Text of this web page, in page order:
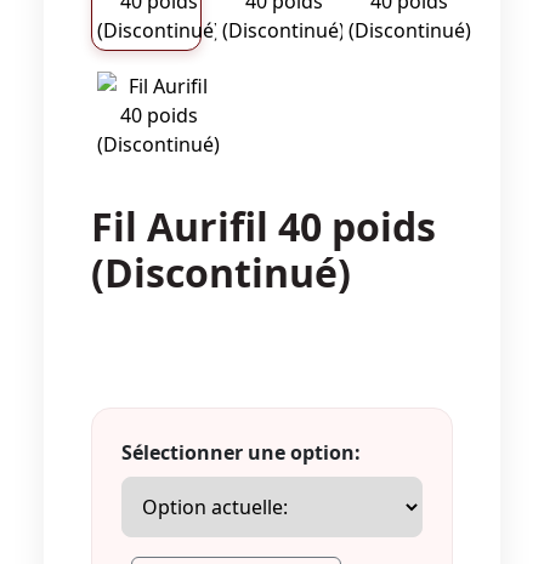
Fil Aurifil 40 poids
(Discontinué)
Sélectionner une option: